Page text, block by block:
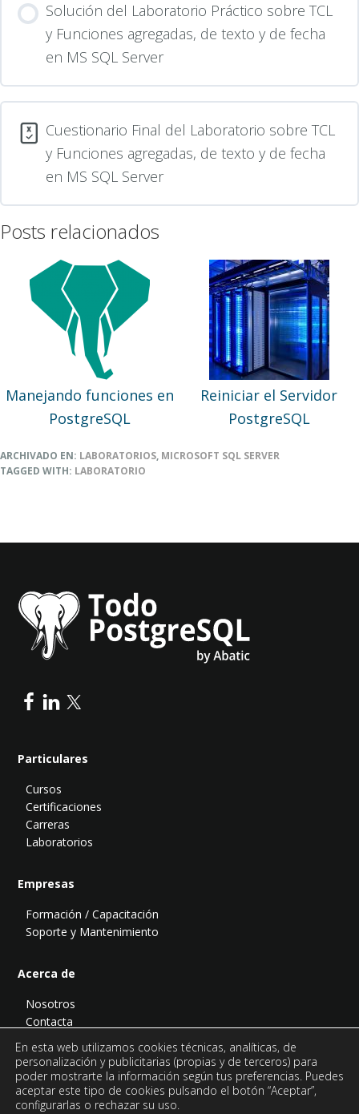
Solución del Laboratorio Práctico sobre TCL
y Funciones agregadas, de texto y de fecha
en MS SQL Server
Cuestionario Final del Laboratorio sobre TCL
y Funciones agregadas, de texto y de fecha
en MS SQL Server
Posts relacionados
Manejando funciones en
PostgreSQL
Reiniciar el Servidor
PostgreSQL
ARCHIVADO EN: LABORATORIOS, MICROSOFT SQL SERVER
TAGGED WITH: LABORATORIO
Particulares
Cursos
Certificaciones
Carreras
Laboratorios
Empresas
Formación / Capacitación
Soporte y Mantenimiento
Acerca de
Nosotros
Contacta
Podcast
En esta web utilizamos cookies técnicas, analíticas, de
personalización y publicitarias (propias y de terceros) para
poder mostrarte la información según tus preferencias. Puedes
aceptar este tipo de cookies pulsando el botón “Aceptar”,
configurarlas o rechazar su uso.